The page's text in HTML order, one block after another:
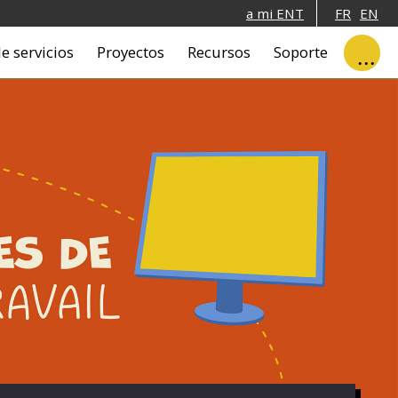
a mi ENT FR EN
servicios Proyectos Recursos Soporte